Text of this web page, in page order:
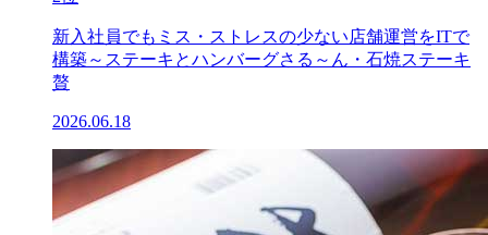
新入社員でもミス・ストレスの少ない店舗運営をITで
構築～ステーキとハンバーグさる～ん・石焼ステーキ
贅
2026.06.18